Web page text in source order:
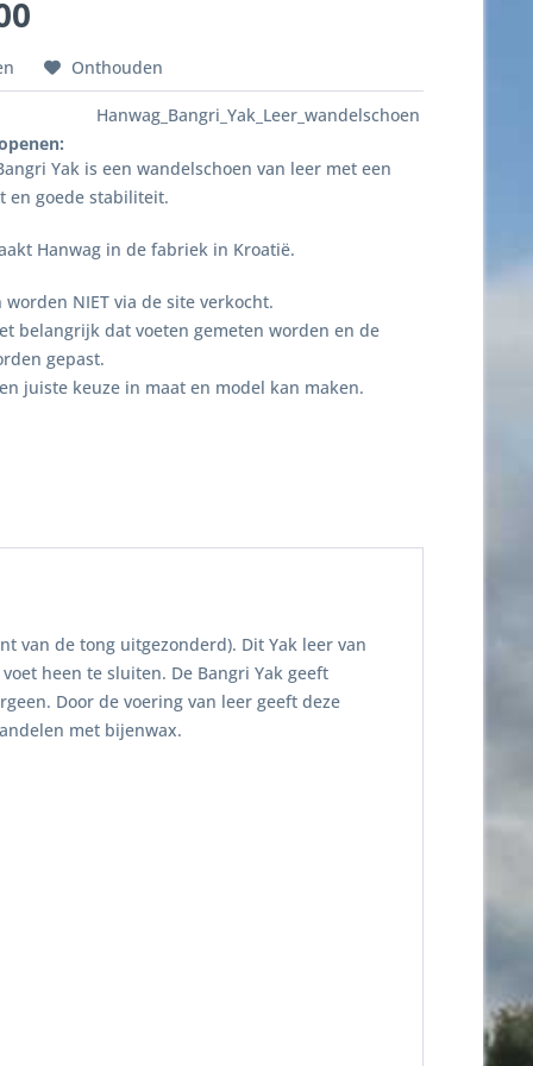
Onthouden
Hanwag_Bangri_Yak_Leer_wandelschoen
Yak is een wandelschoen van leer met een
en goede stabiliteit.
Hanwag in de fabriek in Kroatië.
worden NIET via de site verkocht.
belangrijk dat voeten gemeten worden en de
gepast.
juiste keuze in maat en model kan maken.
van de tong uitgezonderd). Dit Yak leer van
heen te sluiten. De Bangri Yak geeft
Door de voering van leer geeft deze
met bijenwax.